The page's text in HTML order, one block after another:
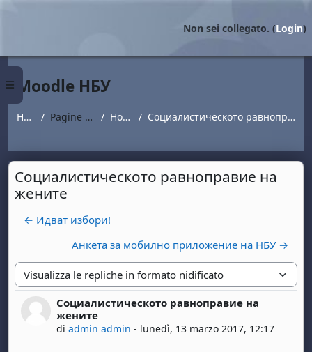
Pannello laterale
Non sei collegato. (Login)
Moodle НБУ
Home Pagine del sito Новини Социалистическото равноправие на жените
Социалистическото равноправие на
жените
← Идват избори!
Анкета за мобилно приложение на НБУ →
Modalità visualizzazione
Социалистическото равноправие на
жените
di admin admin - lunedì, 13 marzo 2017, 12:17
Numero di risposte: 0